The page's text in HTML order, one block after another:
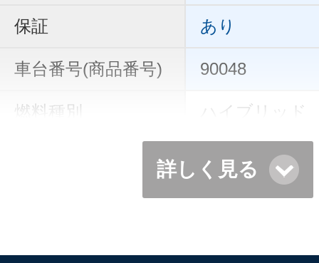
保証 あり
車台番号(商品番号) 90048
燃料種別 ハイブリッド
詳しく見る